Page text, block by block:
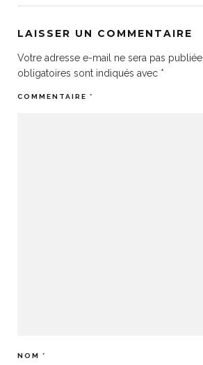
LAISSER UN COMMENTAIRE
Votre adresse e-mail ne sera pas publiée.
obligatoires sont indiqués avec *
COMMENTAIRE *
NOM *